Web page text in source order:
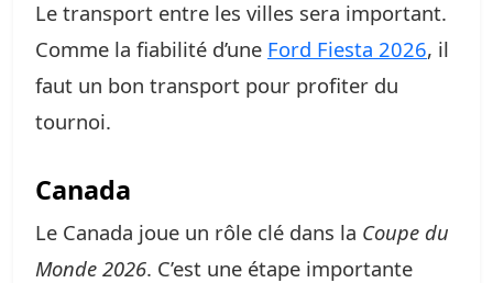
Le transport entre les villes sera important.
Comme la fiabilité d’une Ford Fiesta 2026, il
faut un bon transport pour profiter du
tournoi.
Canada
Le Canada joue un rôle clé dans la Coupe du
Monde 2026. C’est une étape importante